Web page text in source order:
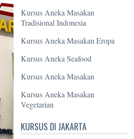
Kursus Aneka Masakan
Tradisional Indonesia
Kursus Aneka Masakan Eropa
Kursus Aneka Seafood
Kursus Aneka Masakan
Kursus Aneka Masakan
Vegetarian
KURSUS DI JAKARTA